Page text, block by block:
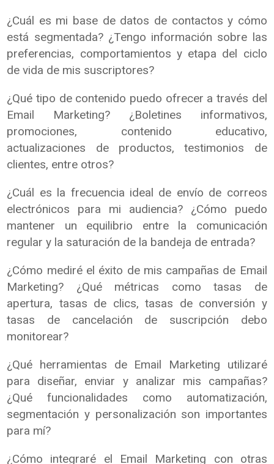
¿Cuál es mi base de datos de contactos y cómo
está segmentada? ¿Tengo información sobre las
preferencias, comportamientos y etapa del ciclo
de vida de mis suscriptores?
¿Qué tipo de contenido puedo ofrecer a través del
Email Marketing? ¿Boletines informativos,
promociones, contenido educativo,
actualizaciones de productos, testimonios de
clientes, entre otros?
¿Cuál es la frecuencia ideal de envío de correos
electrónicos para mi audiencia? ¿Cómo puedo
mantener un equilibrio entre la comunicación
regular y la saturación de la bandeja de entrada?
¿Cómo mediré el éxito de mis campañas de Email
Marketing? ¿Qué métricas como tasas de
apertura, tasas de clics, tasas de conversión y
tasas de cancelación de suscripción debo
monitorear?
¿Qué herramientas de Email Marketing utilizaré
para diseñar, enviar y analizar mis campañas?
¿Qué funcionalidades como automatización,
segmentación y personalización son importantes
para mí?
¿Cómo integraré el Email Marketing con otras